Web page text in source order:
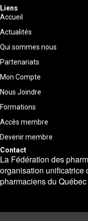
Liens
Accueil
Actualités
Qui sommes nous
Partenariats
Mon Compte
Nous Joindre
Formations
Accès membre
Devenir membre
Contact
La Fédération des
organisation unificatrice
pharmaciens du